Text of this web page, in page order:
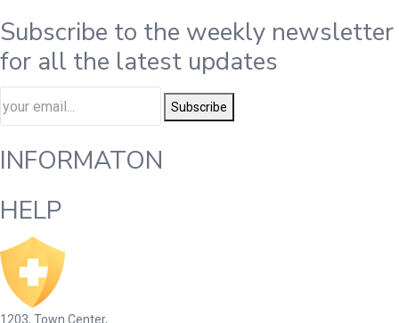
Subscribe to the weekly newsletter
for all the latest updates
Subscribe
INFORMATON
HELP
1203, Town Center,